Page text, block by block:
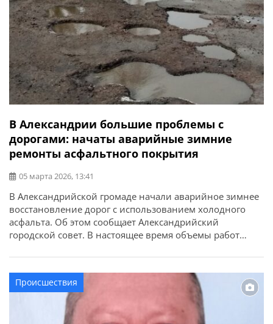
В Александрии большие проблемы с
дорогами: начаты аварийные зимние
ремонты асфальтного покрытия
05 марта 2026, 13:41
В Александрийской громаде начали аварийное зимнее
восстановление дорог с использованием холодного
асфальта. Об этом сообщает Александрийский
городской совет. В настоящее время объемы работ
сходом воды ремонты усилят. Об этом 5 марта во время
заседания исполнительного комитета сообщил
городской голова Сергей Кузьменко. «Зима была
сложной — значительное количество осадков […]
Происшествия